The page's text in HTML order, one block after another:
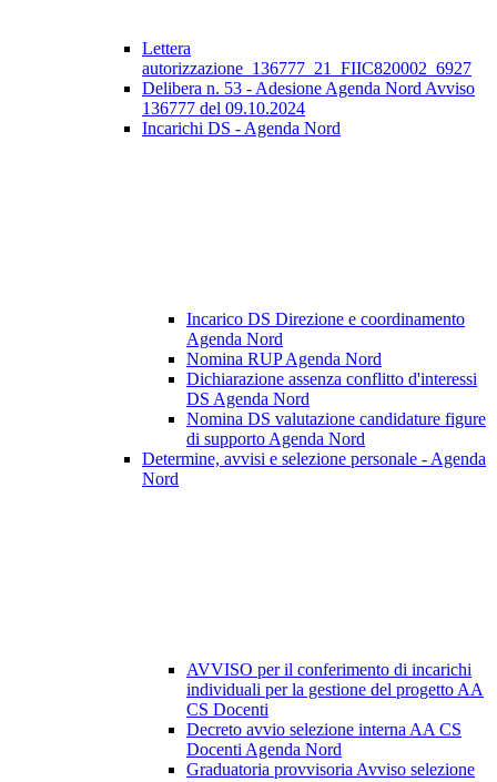
Lettera
autorizzazione_136777_21_FIIC820002_6927
Delibera n. 53 - Adesione Agenda Nord Avviso
136777 del 09.10.2024
Incarichi DS - Agenda Nord
Incarico DS Direzione e coordinamento
Agenda Nord
Nomina RUP Agenda Nord
Dichiarazione assenza conflitto d'interessi
DS Agenda Nord
Nomina DS valutazione candidature figure
di supporto Agenda Nord
Determine, avvisi e selezione personale - Agenda
Nord
AVVISO per il conferimento di incarichi
individuali per la gestione del progetto AA
CS Docenti
Decreto avvio selezione interna AA CS
Docenti Agenda Nord
Graduatoria provvisoria Avviso selezione